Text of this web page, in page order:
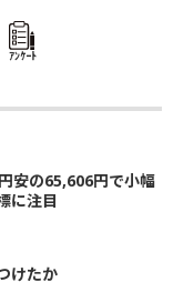
ｱﾝｹｰﾄ
安の65,606円で小幅
に注目
けたか